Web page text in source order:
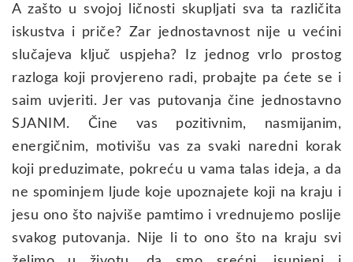
A zašto u svojoj ličnosti skupljati sva ta različita
iskustva i priče? Zar jednostavnost nije u većini
slučajeva ključ uspjeha? Iz jednog vrlo prostog
razloga koji provjereno radi, probajte pa ćete se i
saim uvjeriti. Jer vas putovanja čine jednostavno
SJANIM. Čine vas pozitivnim, nasmijanim,
energičnim, motivišu vas za svaki naredni korak
koji preduzimate, pokreću u vama talas ideja, a da
ne spominjem ljude koje upoznajete koji na kraju i
jesu ono što najviše pamtimo i vrednujemo poslije
svakog putovanja. Nije li to ono što na kraju svi